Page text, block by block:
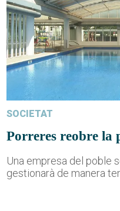
SOCIETAT
Porreres reobre la
Una empresa del poble
gestionarà de manera